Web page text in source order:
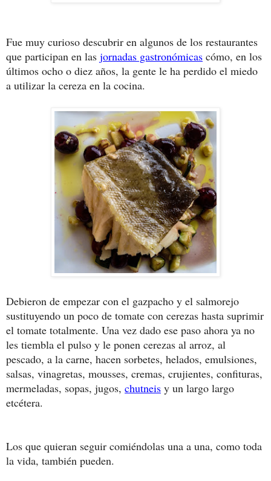
Fue muy curioso descubrir en algunos de los restaurantes
que participan en las jornadas gastronómicas cómo, en los
últimos ocho o diez años, la gente le ha perdido el miedo
a utilizar la cereza en la cocina.
Debieron de empezar con el gazpacho y el salmorejo
sustituyendo un poco de tomate con cerezas hasta suprimir
el tomate totalmente. Una vez dado ese paso ahora ya no
les tiembla el pulso y le ponen cerezas al arroz, al
pescado, a la carne, hacen sorbetes, helados, emulsiones,
salsas, vinagretas, mousses, cremas, crujientes, confituras,
mermeladas, sopas, jugos, chutneis y un largo largo
etcétera.
Los que quieran seguir comiéndolas una a una, como toda
la vida, también pueden.